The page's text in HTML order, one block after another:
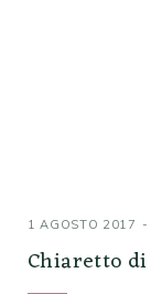
1 AGOSTO 2017
Chiaretto